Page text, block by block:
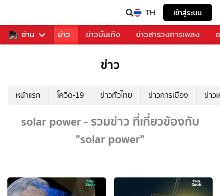
TH เข้าสู่ระบบ
อ่าน
คุณ กีฬา ข่าว ข่าวบันเทิง ข่าวสารวงการเพลง
ข่าว
หน้าแรก โควิด-19 ข่าวทั่วไทย ข่าวการเมือง ข่าว
solar power - รวมข่าว ที่เกี่ยวข้องกับ
"solar power"